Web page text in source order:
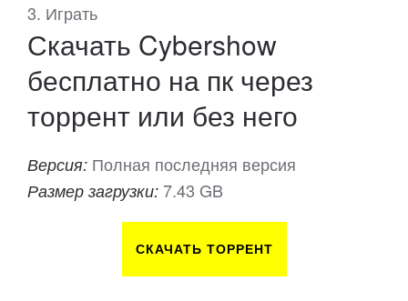
3. Играть
Скачать Cybershow
бесплатно на пк через
торрент или без него
Версия: Полная последняя версия
Размер загрузки: 7.43 GB
СКАЧАТЬ ТОРРЕНТ